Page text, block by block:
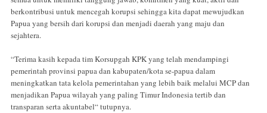
berkontribusi untuk mencegah korupsi sehingga kita dapat mewujudkan
Papua yang bersih dari korupsi dan menjadi daerah yang maju dan
sejahtera.
“Terima kasih kepada tim Korsupgah KPK yang telah mendampingi
pemerintah provinsi papua dan kabupaten/kota se-papua dalam
meningkatkan tata kelola pemerintahan yang lebih baik melalui MCP dan
menjadikan Papua wilayah yang paling Timur Indonesia tertib dan
transparan serta akuntabel“ tutupnya.